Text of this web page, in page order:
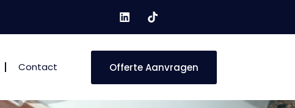
Contact Offerte Aanvragen